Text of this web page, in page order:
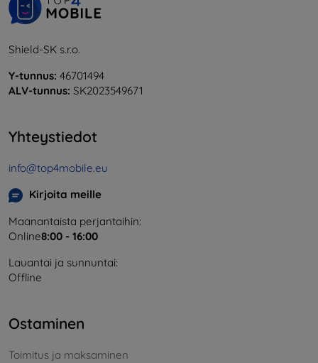
Shield-SK s.r.o.
Y-tunnus: 46701494
ALV-tunnus: SK2023549671
Yhteystiedot
info@top4mobile.eu
Kirjoita meille
Maanantaista perjantaihin:
Online8:00 - 16:00
Lauantai ja sunnuntai:
Offline
Ostaminen
Toimitus ja maksaminen